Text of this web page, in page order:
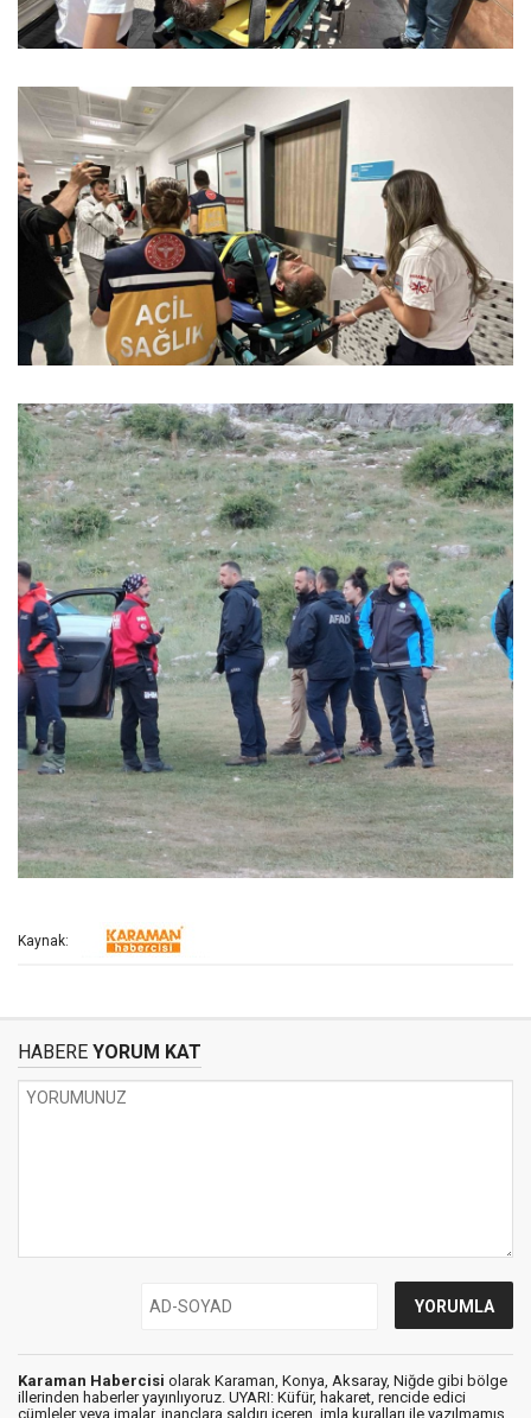
Kaynak:
HABERE YORUM KAT
Karaman Habercisi olarak Karaman, Konya, Aksaray, Niğde gibi bölge
illerinden haberler yayınlıyoruz. UYARI: Küfür, hakaret, rencide edici
cümleler veya imalar, inançlara saldırı içeren, imla kuralları ile yazılmamış,